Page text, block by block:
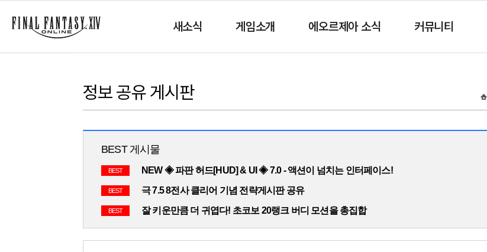
새소식 게임소개 에오르제아 소식 커뮤니티
정보 공유 게시판
BEST 게시물
BEST NEW ◈ 파판 허드[HUD] & UI ◈ 7.0 - 액션이 넘치는 인터페이스!
BEST 극 7.5 8전사 클리어 기념 전략게시판 공유
BEST 잘 키운만큼 더 귀엽다! 초코보 20랭크 버디 모션을 총집합